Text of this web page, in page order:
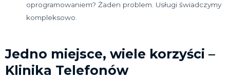
oprogramowaniem? Żaden problem. Usługi świadczymy
kompleksowo.
Jedno miejsce, wiele korzyści –
Klinika Telefonów